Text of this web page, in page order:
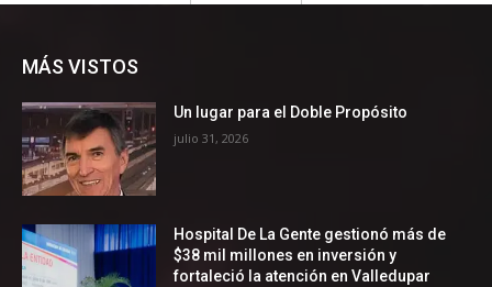
MÁS VISTOS
Un lugar para el Doble Propósito
julio 31, 2026
Hospital De La Gente gestionó más de
$38 mil millones en inversión y
fortaleció la atención en Valledupar